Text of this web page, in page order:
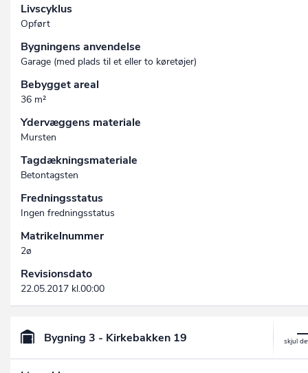
Livscyklus
Opført
Bygningens anvendelse
Garage (med plads til et eller to køretøjer)
Bebygget areal
36 m²
Ydervæggens materiale
Mursten
Tagdækningsmateriale
Betontagsten
Fredningsstatus
Ingen fredningsstatus
Matrikelnummer
2ø
Revisionsdato
22.05.2017 kl.00:00
Bygning 3 - Kirkebakken 19